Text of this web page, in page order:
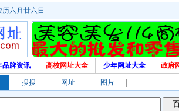
历六月廿六日
品牌资讯 高校网址大全 少年网址大全 政府
搜搜 网址 图片